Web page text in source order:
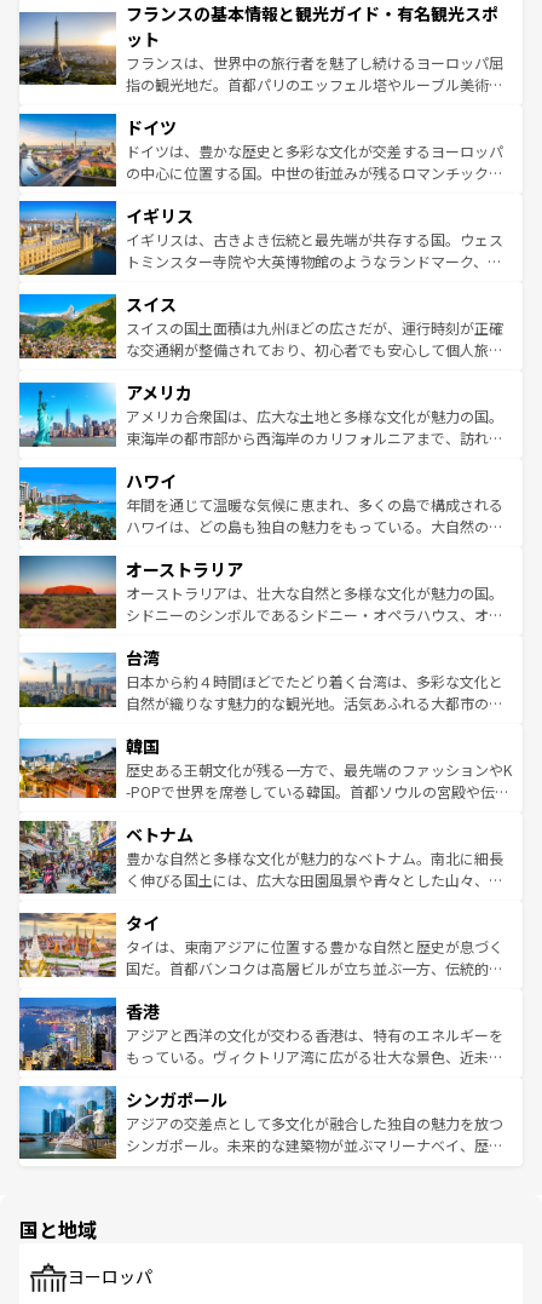
ませてくれるイタリアで、忘れられない旅をしてみよう！
なお、新着のイタリア情報は
しい。
文化が根付くこの国では、情熱的なフラメンコ、熱気あふ
れる闘牛、そして美味しいタパスが生活の一部となってい
る。首都マドリードの洗練された雰囲気や、バルセロナの
アートに溢れた街角から、地方では古代ローマ遺跡や中世
せる。地方によって風土や気候が異なるスペインはその個
性で訪れる人を魅了する。 なお、新着のスペイン情報は コ
ンテンツ一覧を参照してほしい。
フランスの基本情報と観光ガイド・有名観光スポ
ット
フランスは、世界中の旅行者を魅了し続けるヨーロッパ屈
指の観光地だ。首都パリのエッフェル塔やルーブル美術館
で、幅広い魅力が詰まっている。華麗な宮殿、歴史的な大
聖堂、美しいビーチ、そして豊かな自然が、訪れる者を心
から魅了する。また、フランスは美食の国としても知ら
いる。シャンパンの発祥地であるランス、プロヴァンスの
香り高いラベンダー畑など、多彩な楽しみ方が可能だ。さ
らに、パリ以外の地域にも魅力が溢れており、どの街角に
れる地方に足を運ぶとそれぞれで全く異なる文化を体験で
きるだろう。 なお、新着のフランス情報はコンテンツ一覧
を参照してほしい。
ドイツ
ドイツは、豊かな歴史と多彩な文化が交差するヨーロッパ
の中心に位置する国。中世の街並みが残るロマンチック街
顔を持つこの国は、どこを歩いても飽きることがない。ベ
ルリンの文化的活気、バイエルン州のアルプスの絶景、そ
してライン川沿いのワイン畑といった風景は必見。ビール
は、お酒好きな人にはぜひ体験してほしい。 なお、新着の
ドイツ情報はコンテンツ一覧を参照してほしい。
イギリス
イギリスは、古きよき伝統と最先端が共存する国。ウェス
トミンスター寺院や大英博物館のようなランドマーク、歴
リアごとに異なる魅力がある。また、優雅なアフタヌーン
ティー、ビール好きにはたまらない英国パブ、サッカー観
戦など、本場だからこそできる体験も豊富。イギリスを旅
ンツ一覧を参照してほしい。
スイス
スイスの国土面積は九州ほどの広さだが、運行時刻が正確
な交通網が整備されており、初心者でも安心して個人旅行
の建物がそのまま残る町や、スイスならではのユニークな
博物館もあり、アルプス観光だけでなく町歩きも満喫する
ことができる。国民の所得が高いため物価も高いが、旅行
ば市内交通費無料で観光を楽しむこともできる。 なお、新
着のスイス情報はコンテンツ一覧 を参照してほしい。
アメリカ
アメリカ合衆国は、広大な土地と多様な文化が魅力の国。
東海岸の都市部から西海岸のカリフォルニアまで、訪れる
のような巨大都市は、観光、ショッピング、エンターテイ
ンメントが詰まった刺激的なスポットだ。一方、アメリカ
西部には大自然が広がり、グランドキャニオンやイエロー
部のニューオーリンズでは、音楽と美食が融合した独特の
文化が魅力。旅行者はアメリカの各地域で異なる魅力を楽
しみながら、その多様性と豊かな歴史を感じることができ
ならではの贅沢な旅のスタイルだ。 なお、新着のアメリカ
情報はコンテンツ一覧を参照してほしい。
ハワイ
年間を通じて温暖な気候に恵まれ、多くの島で構成される
ハワイは、どの島も独自の魅力をもっている。大自然の神
ワイ島は見逃せない。また、定番の観光地といえばオアフ
島だが、静かな自然を求めるならマウイ島やカウアイ島が
おすすめ。エメラルドグリーンに輝く海をはじめ、豊かな
れるおもてなしの心で訪れる人々を迎えてくれるハワイの
人々、おいしいローカルフードやハワイアンミュージッ
ク、伝統的なフラダンスなど、すべてがハワイの魅力を彩
ワイを、存分に味わってほしい。 なお、新着のハワイ情報
はコンテンツ一覧を参照してほしい。
オーストラリア
オーストラリアは、壮大な自然と多様な文化が魅力の国。
シドニーのシンボルであるシドニー・オペラハウス、オー
リアリーフや大陸中央部にそびえるウルル（エアーズロッ
ク）、タスマニアの美しい原生林やケアンズの熱帯雨林な
ど、見どころがたくさん。また、カフェやワイン、オージ
いる。アクティビティも充実しており、サーフィンやダイ
ビング、ハイキングなど、アウトドア好きにはたまらな
い。オーストラリアの多彩な魅力を存分に味わいつくそ
参照してほしい。
台湾
日本から約４時間ほどでたどり着く台湾は、多彩な文化と
自然が織りなす魅力的な観光地。活気あふれる大都市の台
ン）、静ひつな山岳地帯である台湾東部など、都市の喧騒
と山間の静けさが共存しており、訪れる人に新しい発見と
驚きをもたらしてくれる。また、奥深い台湾の食文化も魅
容にもいいと評判のスイーツなど、バラエティ豊かな料理
が味わえる。 なお、新着の台湾情報は コンテンツ一覧を参
照してほしい。
韓国
歴史ある王朝文化が残る一方で、最先端のファッションやK
-POPで世界を席巻している韓国。首都ソウルの宮殿や伝統
き、地方に足を延ばせば四季折々の自然美を楽しむことが
できる。そして、キムチや焼肉、絶品のストリートフード
まで、さまざまな韓国料理が待っている。夜には、韓国な
リティに包まれながら、韓国の多彩な魅力を心ゆくまで味
わってみてほしい。 なお、新着の韓国情報はコンテンツ一
覧を参照してほしい。
ベトナム
豊かな自然と多様な文化が魅力的なベトナム。南北に細長
く伸びる国土には、広大な田園風景や青々とした山々、世
急速な発展と共に伝統が息づく。ハノイの古い町並みやホ
ーチミン市のフランス統治時代の建物も、独特の雰囲気を
醸し出している。また、バラエティの豊かさとおいしさで
とつ。フォーやバインミー、ベトナムコーヒーなどは、ぜ
ひ現地で味わいたい。どの地域を訪れてもあたたかい人々
が旅行者を迎えてくれるので、きっと忘れられない旅にな
参照してほしい。
タイ
タイは、東南アジアに位置する豊かな自然と歴史が息づく
国だ。首都バンコクは高層ビルが立ち並ぶ一方、伝統的な
の活気が交差している。北部ではチェンマイなどの山岳地
帯で自然と触れ合い、南部ではプーケットやクラビの美し
いビーチでリゾート気分を楽しむことができる。タイ料理
激する。気候は一年中温暖で、どの季節にも異なる楽しみ
が待っている。親しみやすいタイの人々、仏教を中心とし
た文化、そして多様な観光資源が、訪れる旅人を魅了し続
香港
アジアと西洋の文化が交わる香港は、特有のエネルギーを
もっている。ヴィクトリア湾に広がる壮大な景色、近未来
み、どこを訪れても感動するはず。観光スポットが密集し
ており、効率よく見どころを回れるのも魅力。息をのむよ
うな絶景から文化的な体験まで、香港を存分に楽しみ尽く
シンガポール
アジアの交差点として多文化が融合した独自の魅力を放つ
シンガポール。未来的な建築物が並ぶマリーナベイ、歴史
で、ホーカーズは地元の風情を楽しめる外せないスポット
国と地域
ヨーロッパ